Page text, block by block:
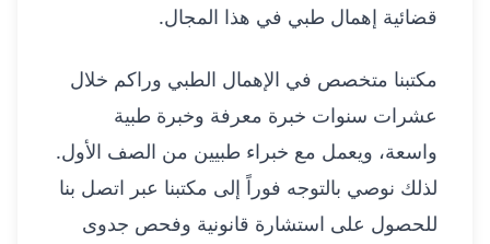
قضائية إهمال طبي في هذا المجال.
مكتبنا متخصص في الإهمال الطبي وراكم خلال
عشرات سنوات خبرة معرفة وخبرة طبية
واسعة، ويعمل مع خبراء طبيين من الصف الأول.
لذلك نوصي بالتوجه فوراً إلى مكتبنا عبر اتصل بنا
للحصول على استشارة قانونية وفحص جدوى